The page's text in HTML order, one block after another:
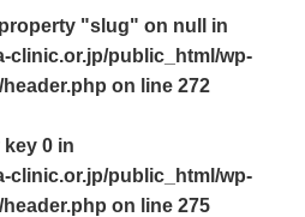
"slug" on null in
clinic.or.jp/public_html/wp-
on line 272
0 in
clinic.or.jp/public_html/wp-
on line 275